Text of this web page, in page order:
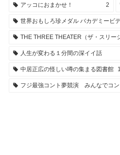
アッコにおまかせ！ 2
世界おもしろ珍メダル バカデミービ
THE THREE THEATER（ザ・スリー
人生が変わる１分間の深イイ話
中居正広の怪しい噂の集まる図書館 1
フジ最強コント夢競演 みんなでコ